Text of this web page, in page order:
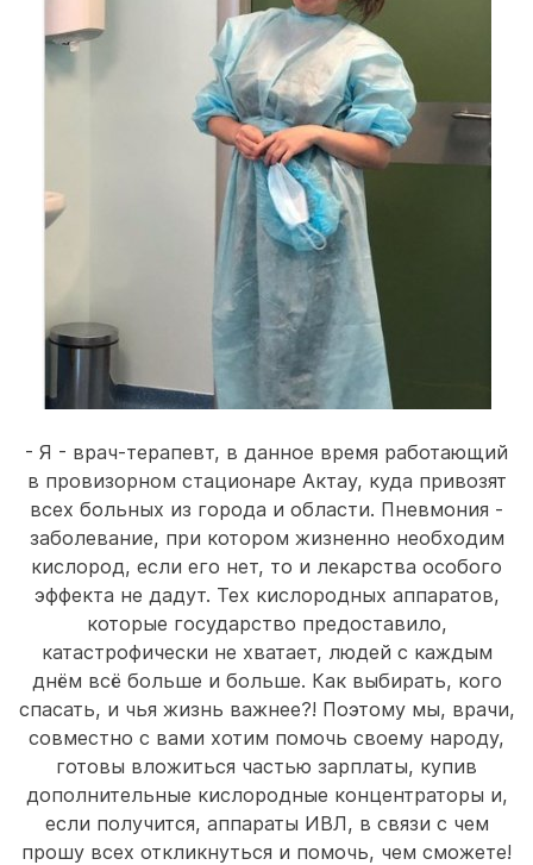
- Я - врач-терапевт, в данное время работающий
в провизорном стационаре Актау, куда привозят
всех больных из города и области. Пневмония -
заболевание, при котором жизненно необходим
кислород, если его нет, то и лекарства особого
эффекта не дадут. Тех кислородных аппаратов,
которые государство предоставило,
катастрофически не хватает, людей с каждым
днём всё больше и больше. Как выбирать, кого
спасать, и чья жизнь важнее?! Поэтому мы, врачи,
совместно с вами хотим помочь своему народу,
готовы вложиться частью зарплаты, купив
дополнительные кислородные концентраторы и,
если получится, аппараты ИВЛ, в связи с чем
прошу всех откликнуться и помочь, чем сможете!